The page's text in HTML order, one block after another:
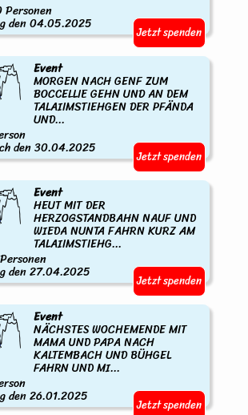
Personen
den 04.05.2025 Jetzt spenden
Event
MORGEN NACH GENF ZUM
BOCCELLIE GEHN UND AN DEM
TALAIIMSTIEHGEN DER PFÄNDA
UND...
den 30.04.2025 Jetzt spenden
Event
HEUT MIT DER
HERZOGSTANDBAHN NAUF UND
WIEDA NUNTA FAHRN KURZ AM
TALAIIMSTIEHG...
den 27.04.2025 Jetzt spenden
Event
NÄCHSTES WOCHEMENDE MIT
MAMA UND PAPA NACH
KALTEMBACH UND BÜHGEL
FAHRN UND MI...
den 26.01.2025 Jetzt spenden